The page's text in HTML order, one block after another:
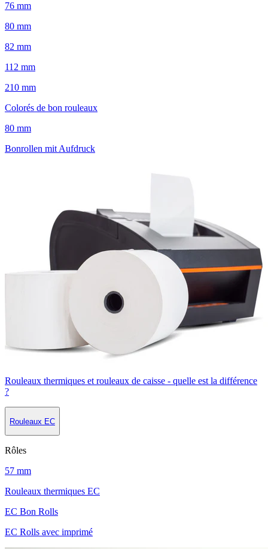
76 mm
80 mm
82 mm
112 mm
210 mm
Colorés de bon rouleaux
80 mm
Bonrollen mit Aufdruck
Rouleaux thermiques et rouleaux de caisse - quelle est la différence
?
Rouleaux EC
Rôles
57 mm
Rouleaux thermiques EC
EC Bon Rolls
EC Rolls avec imprimé